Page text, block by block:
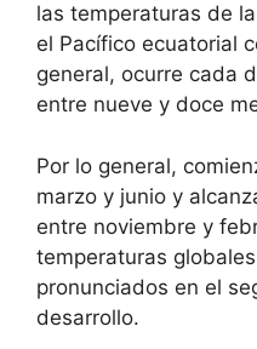
las temperaturas de
el Pacífico ecuatorial
general, ocurre cada
entre nueve y doce
Por lo general,
marzo y junio y
entre noviembre y
temperaturas
pronunciados en el
desarrollo.